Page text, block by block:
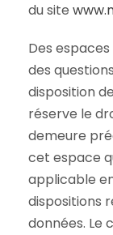
du site
Des
des
disposition
réserve le
demeure
cet espace
applicable
dispositions
données. Le